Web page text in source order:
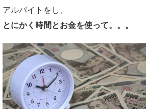
アルバイトをし、
とにかく時間とお金を使って。。。